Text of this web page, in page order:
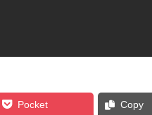
Pocket Copy